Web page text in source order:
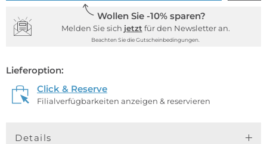
Wollen Sie -10% sparen?
Melden Sie sich jetzt für den Newsletter an.
Beachten Sie die Gutscheinbedingungen.
Lieferoption:
Click & Reserve
Filialverfügbarkeiten anzeigen & reservieren
Details